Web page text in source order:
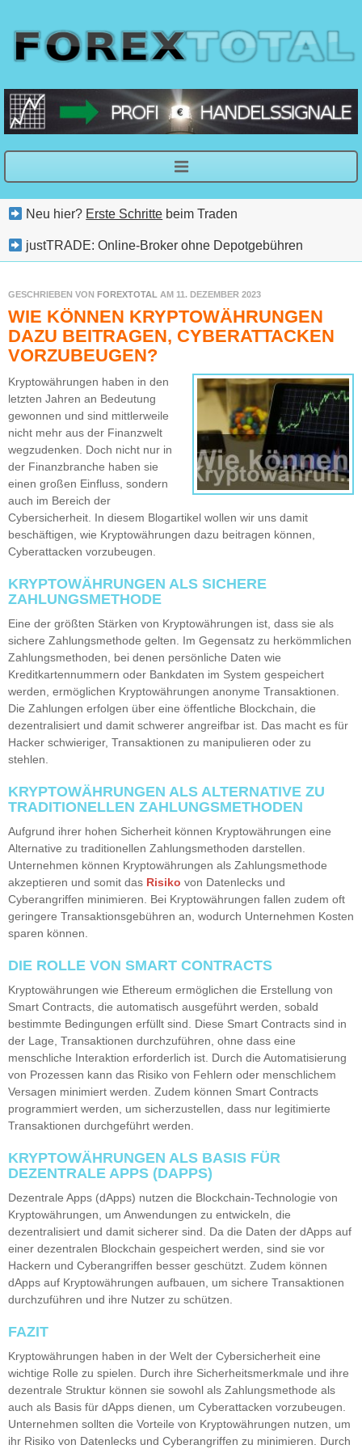
Neu hier? Erste Schritte beim Traden
justTRADE: Online-Broker ohne Depotgebühren
GESCHRIEBEN VON FOREXTOTAL AM 11. DEZEMBER 2023
WIE KÖNNEN KRYPTOWÄHRUNGEN
DAZU BEITRAGEN, CYBERATTACKEN
VORZUBEUGEN?
Kryptowährungen haben in den
letzten Jahren an Bedeutung
gewonnen und sind mittlerweile
nicht mehr aus der Finanzwelt
wegzudenken. Doch nicht nur in
der Finanzbranche haben sie
einen großen Einfluss, sondern
auch im Bereich der
Cybersicherheit. In diesem Blogartikel wollen wir uns damit
beschäftigen, wie Kryptowährungen dazu beitragen können,
Cyberattacken vorzubeugen.
KRYPTOWÄHRUNGEN ALS SICHERE
ZAHLUNGSMETHODE
Eine der größten Stärken von Kryptowährungen ist, dass sie als
sichere Zahlungsmethode gelten. Im Gegensatz zu herkömmlichen
Zahlungsmethoden, bei denen persönliche Daten wie
Kreditkartennummern oder Bankdaten im System gespeichert
werden, ermöglichen Kryptowährungen anonyme Transaktionen.
Die Zahlungen erfolgen über eine öffentliche Blockchain, die
dezentralisiert und damit schwerer angreifbar ist. Das macht es für
Hacker schwieriger, Transaktionen zu manipulieren oder zu
stehlen.
KRYPTOWÄHRUNGEN ALS ALTERNATIVE ZU
TRADITIONELLEN ZAHLUNGSMETHODEN
Aufgrund ihrer hohen Sicherheit können Kryptowährungen eine
Alternative zu traditionellen Zahlungsmethoden darstellen.
Unternehmen können Kryptowährungen als Zahlungsmethode
akzeptieren und somit das Risiko von Datenlecks und
Cyberangriffen minimieren. Bei Kryptowährungen fallen zudem oft
geringere Transaktionsgebühren an, wodurch Unternehmen Kosten
sparen können.
DIE ROLLE VON SMART CONTRACTS
Kryptowährungen wie Ethereum ermöglichen die Erstellung von
Smart Contracts, die automatisch ausgeführt werden, sobald
bestimmte Bedingungen erfüllt sind. Diese Smart Contracts sind in
der Lage, Transaktionen durchzuführen, ohne dass eine
menschliche Interaktion erforderlich ist. Durch die Automatisierung
von Prozessen kann das Risiko von Fehlern oder menschlichem
Versagen minimiert werden. Zudem können Smart Contracts
programmiert werden, um sicherzustellen, dass nur legitimierte
Transaktionen durchgeführt werden.
KRYPTOWÄHRUNGEN ALS BASIS FÜR
DEZENTRALE APPS (DAPPS)
Dezentrale Apps (dApps) nutzen die Blockchain-Technologie von
Kryptowährungen, um Anwendungen zu entwickeln, die
dezentralisiert und damit sicherer sind. Da die Daten der dApps auf
einer dezentralen Blockchain gespeichert werden, sind sie vor
Hackern und Cyberangriffen besser geschützt. Zudem können
dApps auf Kryptowährungen aufbauen, um sichere Transaktionen
durchzuführen und ihre Nutzer zu schützen.
FAZIT
Kryptowährungen haben in der Welt der Cybersicherheit eine
wichtige Rolle zu spielen. Durch ihre Sicherheitsmerkmale und ihre
dezentrale Struktur können sie sowohl als Zahlungsmethode als
auch als Basis für dApps dienen, um Cyberattacken vorzubeugen.
Unternehmen sollten die Vorteile von Kryptowährungen nutzen, um
ihr Risiko von Datenlecks und Cyberangriffen zu minimieren. Durch